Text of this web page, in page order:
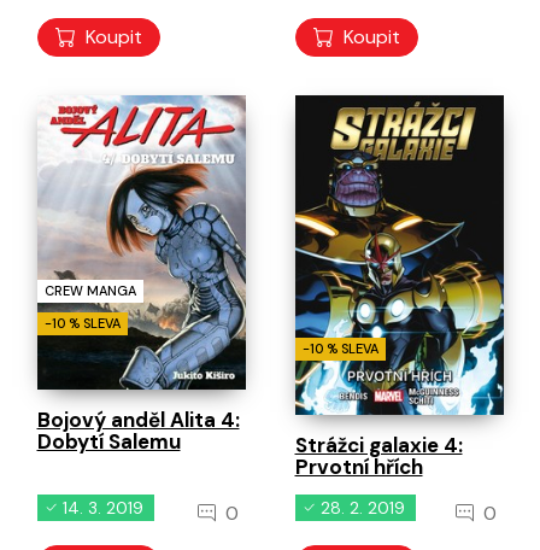
Koupit Koupit
CREW MANGA
-10 % SLEVA
Bojový anděl Alita 4:
Dobytí Salemu
14. 3. 2019 0
-10 % SLEVA
Strážci galaxie 4:
Prvotní hřích
28. 2. 2019 0